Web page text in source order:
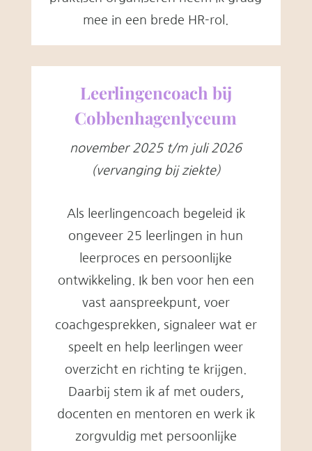
mee in een brede HR-rol.
Leerlingencoach bij
Cobbenhagenlyceum
november 2025 t/m juli 2026
(vervanging bij ziekte)
Als leerlingencoach begeleid ik
ongeveer 25 leerlingen in hun
leerproces en persoonlijke
ontwikkeling. Ik ben voor hen een
vast aanspreekpunt, voer
coachgesprekken, signaleer wat er
speelt en help leerlingen weer
overzicht en richting te krijgen.
Daarbij stem ik af met ouders,
docenten en mentoren en werk ik
zorgvuldig met persoonlijke